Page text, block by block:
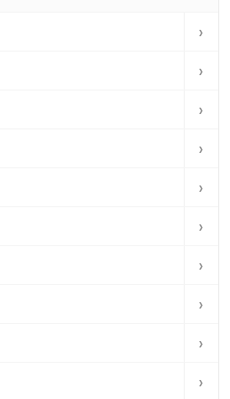
›
›
›
›
›
›
›
›
›
›